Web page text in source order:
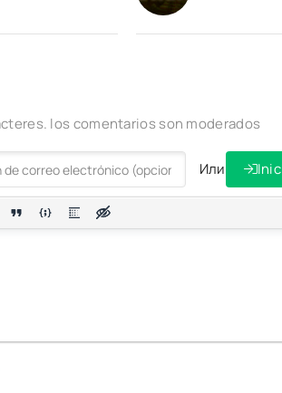
los comentarios son moderados
Или